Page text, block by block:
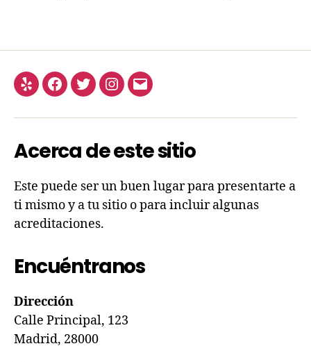
Acerca de este sitio
Este puede ser un buen lugar para presentarte a
ti mismo y a tu sitio o para incluir algunas
acreditaciones.
Encuéntranos
Dirección
Calle Principal, 123
Madrid, 28000